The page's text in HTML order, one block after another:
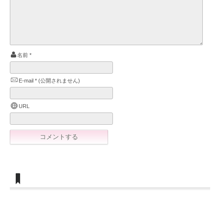
名前 *
E-mail * (公開されません)
URL